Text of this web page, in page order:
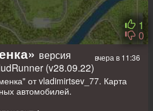
1
0
вчера в 11:36
версия
(v28.09.22)
от vladimirtsev_77. Карта
автомобилей.